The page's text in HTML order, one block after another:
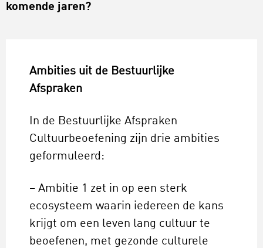
komende jaren?
Ambities uit de Bestuurlijke
Afspraken
In de Bestuurlijke Afspraken
Cultuurbeoefening zijn drie ambities
geformuleerd:
– Ambitie 1 zet in op een sterk
ecosysteem waarin iedereen de kans
krijgt om een leven lang cultuur te
beoefenen, met gezonde culturele